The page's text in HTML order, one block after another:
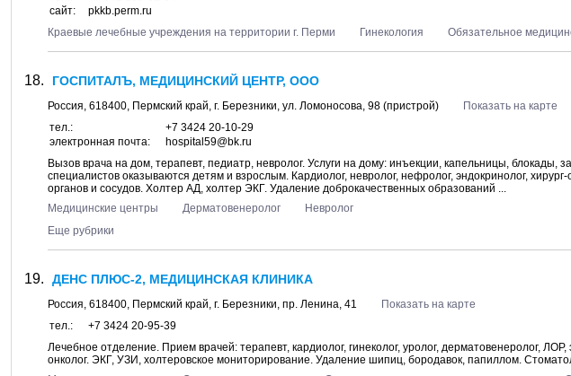
сайт:
pkkb.perm.ru
Краевые лечебные учреждения на территории г. Перми
Гинекология Обязательное
ГОСПИТАЛЪ, МЕДИЦИНСКИЙ ЦЕНТР, ООО
Россия, 618400, Пермский край, г. Березники, ул. Ломоносова, 98 (пристрой)
Показать на карте
тел.:
+7 3424 20-10-29
электронная почта:
hospital59@bk.ru
Вызов врача на дом, терапевт, педиатр, невролог. Услуги на дому: инъекции, капельницы, блокады,
специалистов оказываются детям и взрослым. Кардиолог, невролог, нефролог, эндокринолог,
органов и сосудов. Холтер АД, холтер ЭКГ. Удаление доброкачественных образований ...
Медицинские центры
Дерматовенеролог
Невролог
Еще рубрики
ДЕНС ПЛЮС-2, МЕДИЦИНСКАЯ КЛИНИКА
Россия, 618400, Пермский край, г. Березники, пр. Ленина, 41
Показать на карте
тел.:
+7 3424 20-95-39
Лечебное отделение. Прием врачей: терапевт, кардиолог, гинеколог, уролог, дерматовенеролог, ЛОР,
онколог. ЭКГ, УЗИ, холтеровское мониторирование. Удаление шипиц, бородавок, папиллом.